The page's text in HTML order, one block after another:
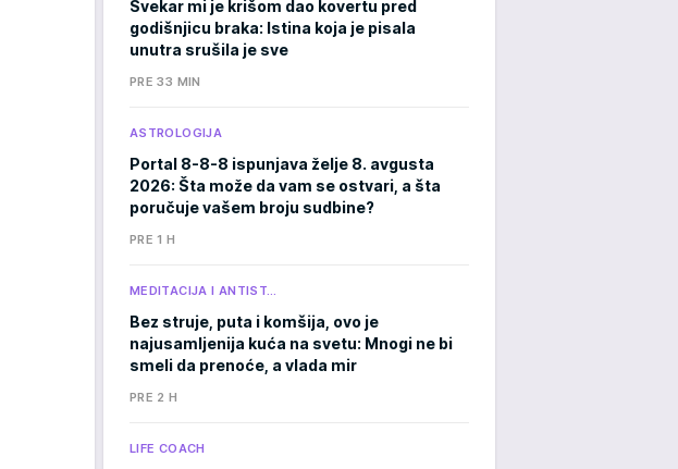
Svekar mi je krišom dao kovertu pred
godišnjicu braka: Istina koja je pisala
unutra srušila je sve
PRE 33 MIN
ASTROLOGIJA
Portal 8-8-8 ispunjava želje 8. avgusta
2026: Šta može da vam se ostvari, a šta
poručuje vašem broju sudbine?
PRE 1 H
MEDITACIJA I ANTIST…
Bez struje, puta i komšija, ovo je
najusamljenija kuća na svetu: Mnogi ne bi
smeli da prenoće, a vlada mir
PRE 2 H
LIFE COACH